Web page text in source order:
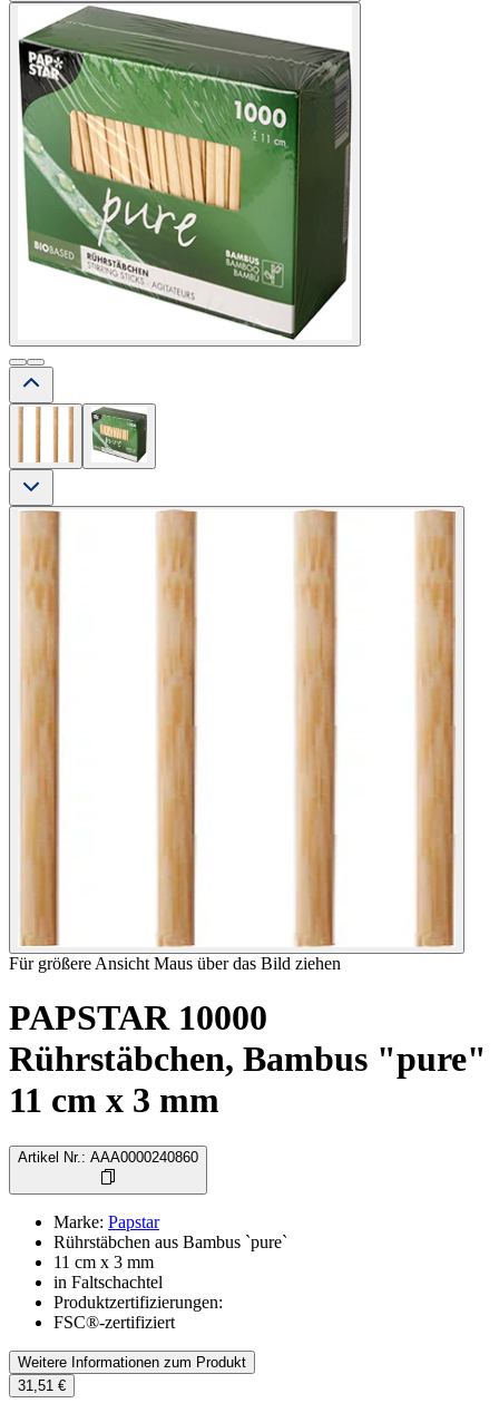
Für größere Ansicht Maus über das Bild ziehen
PAPSTAR 10000
Rührstäbchen, Bambus "pure"
11 cm x 3 mm
Artikel Nr. : AAA0000240860
Marke: Papstar
Rührstäbchen aus Bambus `pure`
11 cm x 3 mm
in Faltschachtel
Produktzertifizierungen:
FSC®-zertifiziert
Weitere Informationen zum Produkt
31,51 €